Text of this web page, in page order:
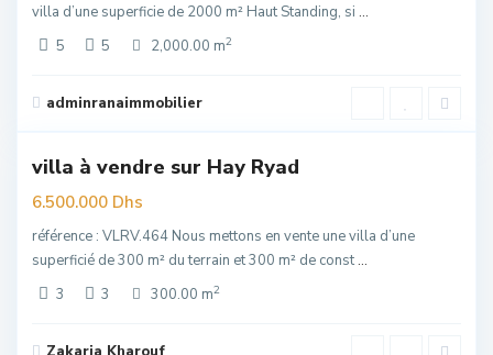
villa d’une superficie de 2000 m² Haut Standing, si ...
5
5 2,000.00 m2
adminranaimmobilier
Rabat
villa à vendre sur Hay Ryad
6.500.000 Dhs
référence : VLRV.464 Nous mettons en vente une villa d’une
superficié de 300 m² du terrain et 300 m² de const...
3
3 300.00 m2